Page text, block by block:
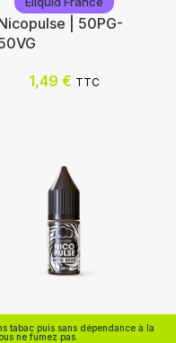
(mg/mL) :
Choix des options
| 50PG-
1,49 € TTC
tabac puis sans dépendance à la
ne fumez pas.